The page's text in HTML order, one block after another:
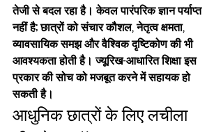
तेजी से बदल रहा है। केवल पारंपरिक ज्ञान पर्याप्त
नहीं है; छात्रों को संचार कौशल, नेतृत्व क्षमता,
व्यावसायिक समझ और वैश्विक दृष्टिकोण की भी
आवश्यकता होती है। ज्यूरिख-आधारित शिक्षा इस
प्रकार की सोच को मजबूत करने में सहायक हो
सकती है।
आधुनिक छात्रों के लिए लचीला